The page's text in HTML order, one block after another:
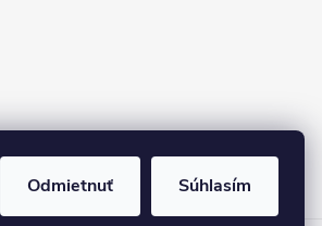
Odmietnuť Súhlasím